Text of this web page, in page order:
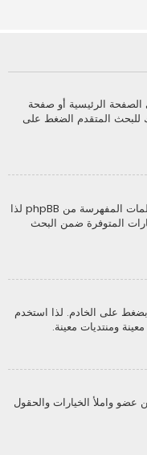
الرئيسية أو صفحة
المتقدم الضغط على
من الممكن أن يكون بحثك مبهما ولا يتضمن الكلمات المفهرسة من phpBB لذا
المتوفرة ضمن البحث
على الخادم. لذا استخدم
ومنتديات معينة.
واملأ الخيارات والحقول